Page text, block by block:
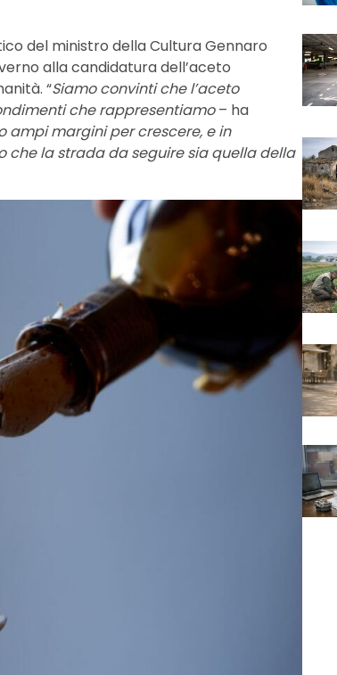
del ministro della Cultura Gennaro
alla candidatura dell’aceto
“Siamo convinti che l’aceto
che rappresentiamo– ha
ampi margini per crescere, e in
che la strada da seguire sia quella della